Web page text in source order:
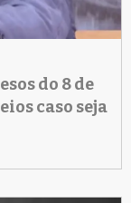
do 8 de
caso seja